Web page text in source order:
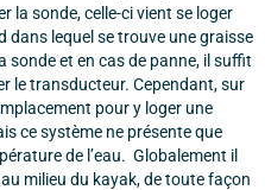
la sonde, celle-ci vient se loger
dans lequel se trouve une graisse
sonde et en cas de panne, il suffit
le transducteur. Cependant, sur
pour y loger une
ce système ne présente que
de l’eau. Globalement il
milieu du kayak, de toute façon